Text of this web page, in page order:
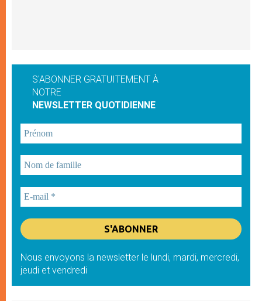
S'ABONNER GRATUITEMENT À
NOTRE
NEWSLETTER QUOTIDIENNE
Nous envoyons la newsletter le lundi, mardi, mercredi,
jeudi et vendredi